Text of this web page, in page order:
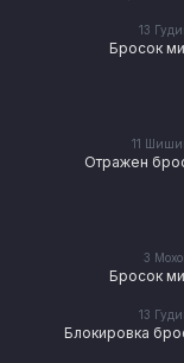
13
Бросок
11
Отражен
3
Бросок
13
Блокировка